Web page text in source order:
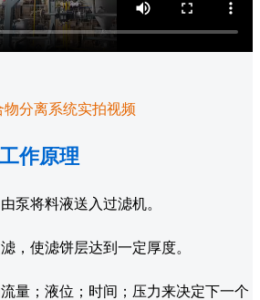
物分离系统实拍视频
作原理
泵将料液送入过滤机。
，使滤饼层达到一定厚度。
量；液位；时间；压力来决定下一个